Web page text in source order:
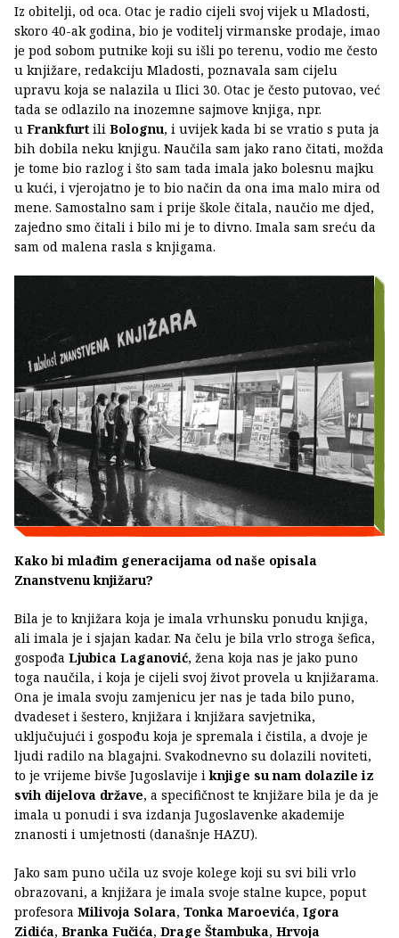
Iz obitelji, od oca. Otac je radio cijeli svoj vijek u Mladosti,
skoro 40-ak godina, bio je voditelj virmanske prodaje, imao
je pod sobom putnike koji su išli po terenu, vodio me često
u knjižare, redakciju Mladosti, poznavala sam cijelu
upravu koja se nalazila u Ilici 30. Otac je često putovao, već
tada se odlazilo na inozemne sajmove knjiga, npr.
u Frankfurt ili Bolognu, i uvijek kada bi se vratio s puta ja
bih dobila neku knjigu. Naučila sam jako rano čitati, možda
je tome bio razlog i što sam tada imala jako bolesnu majku
u kući, i vjerojatno je to bio način da ona ima malo mira od
mene. Samostalno sam i prije škole čitala, naučio me djed,
zajedno smo čitali i bilo mi je to divno. Imala sam sreću da
sam od malena rasla s knjigama.
Kako bi mlađim generacijama od naše opisala
Znanstvenu knjižaru?
Bila je to knjižara koja je imala vrhunsku ponudu knjiga,
ali imala je i sjajan kadar. Na čelu je bila vrlo stroga šefica,
gospođa Ljubica Laganović, žena koja nas je jako puno
toga naučila, i koja je cijeli svoj život provela u knjižarama.
Ona je imala svoju zamjenicu jer nas je tada bilo puno,
dvadeset i šestero, knjižara i knjižara savjetnika,
uključujući i gospođu koja je spremala i čistila, a dvoje je
ljudi radilo na blagajni. Svakodnevno su dolazili noviteti,
to je vrijeme bivše Jugoslavije iknjige su nam dolazile iz
svih dijelova države, a specifičnost te knjižare bila je da je
imala u ponudi i sva izdanja Jugoslavenke akademije
znanosti i umjetnosti (današnje HAZU).
Jako sam puno učila uz svoje kolege koji su svi bili vrlo
obrazovani, a knjižara je imala svoje stalne kupce, poput
profesora Milivoja Solara, Tonka Maroevića, Igora
Zidića, Branka Fučića, Drage Štambuka, Hrvoja